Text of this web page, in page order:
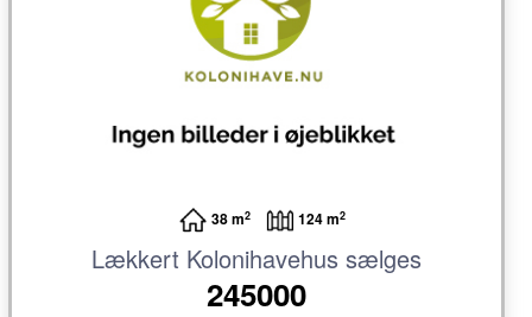
38 m2 124 m2
Lækkert Kolonihavehus sælges
245000